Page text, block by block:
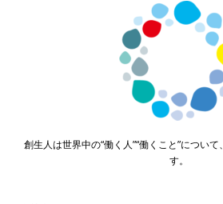
創生人は世界中の“働く人”“働くこと”について、
す。